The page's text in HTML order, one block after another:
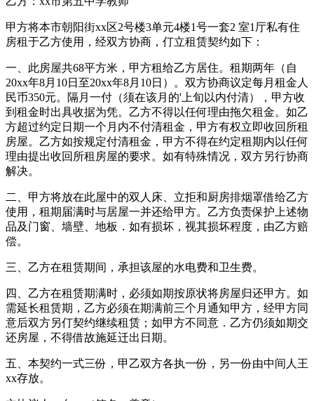
甲方将本市朝阳街xx区2号楼3单元4楼1号一套2 室1厅私有住
房租于乙方使用，经双方协商，仃立租赁契约如下：
一、此房屋共68平方米，甲方租给乙方居住。租期两年（自
20xx年8月10日至20xx年8月10日）。双方协商议定每月租金人
民币350元。隔月一付（须在该月的'上旬以内付清），甲方收
到租金时出具收据为凭。乙方不得以任何理由拖欠租金。如乙
方超过约定日期一个月内不付清租金，甲方有权立即收回所租
房屋。乙方如按规定付清租金，甲方不得在约定租期内以任何
理由提出收回所租房屋的要求。如有特殊情况，双方另行协商
解决。
二、甲方将放在此屋中的双人床、立拒和厨房排烟罩借给乙方
使用，租期届满时与居屋一并还给甲方。乙方负责保护上述物
品及门窗、墙壁、地板．如有损坏，视其损坏程度，由乙方赔
偿。
三、乙方在租赁期间，承担该屋的水电费和卫生费。
四、乙方在租赁期满时，必须如期按原状将房屋归还甲方。如
需延长租赁期，乙方必须在期满前三个月通知甲方，经甲方同
意后双方另仃契约继续租赁；如甲方不同意．乙方仍须如期交
还房屋，不得借故施延迁出日期。
五、本契约一式三份，甲乙双方各执一份，另一份由中间人王
xx存放。